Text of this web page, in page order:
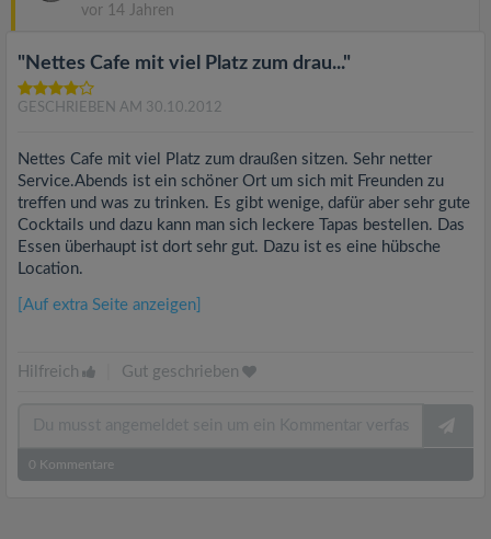
vor 14 Jahren
"Nettes Cafe mit viel Platz zum drau..."
GESCHRIEBEN AM 30.10.2012
Nettes Cafe mit viel Platz zum draußen sitzen. Sehr netter
Service.Abends ist ein schöner Ort um sich mit Freunden zu
treffen und was zu trinken. Es gibt wenige, dafür aber sehr gute
Cocktails und dazu kann man sich leckere Tapas bestellen. Das
Essen überhaupt ist dort sehr gut. Dazu ist es eine hübsche
Location.
[Auf extra Seite anzeigen]
Hilfreich Gut geschrieben
0 Kommentare